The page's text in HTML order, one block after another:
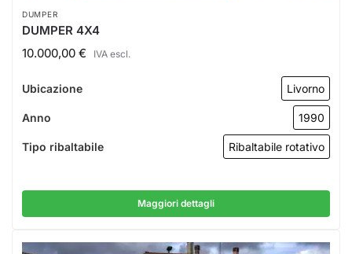
DUMPER
DUMPER 4X4
10.000,00 € IVA escl.
Ubicazione Livorno
Anno 1990
Tipo ribaltabile Ribaltabile rotativo
Maggiori dettagli